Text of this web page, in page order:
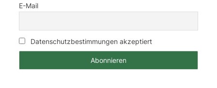
E-Mail
Datenschutzbestimmungen akzeptiert